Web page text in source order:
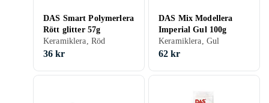
DAS Smart Polymerlera
Rött glitter 57g
Keramiklera, Röd
36 kr
DAS Mix Modellera
Imperial Gul 100g
Keramiklera, Gul
62 kr